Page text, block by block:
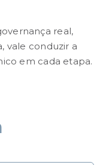
real,
vale conduzir a
em cada etapa.